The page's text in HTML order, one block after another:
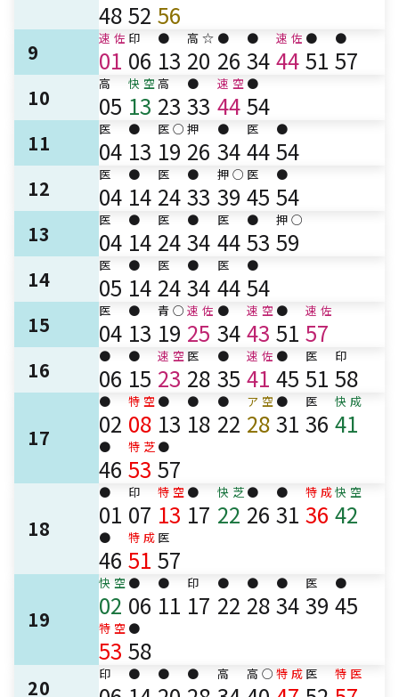
48 52 56
9
速 佐
01
印
06
●
13
高 ☆
20
●
26
●
34
速 佐
44
●
51
●
57
10
高
05
快 空
13
高
23
●
33
速 空
44
●
54
11
医
04
●
13
医 ○
19
押
26
●
34
医
44
●
54
12
医
04
●
14
医
24
●
33
押 ○
39
医
45
●
54
13
医
04
●
14
医
24
●
34
医
44
●
53
押 ○
59
14
医
05
●
14
医
24
●
34
医
44
●
54
15
医
04
●
13
青 ○
19
速 佐
25
●
34
速 空
43
●
51
速 佐
57
16
●
06
●
15
速 空
23
医
28
●
35
速 佐
41
●
45
医
51
印
58
17
●
02
特 空
08
●
13
●
18
●
22
ア 空
28
●
31
医
36
快 成
41
●
46
特 芝
53
●
57
18
●
01
印
07
特 空
13
●
17
快 芝
22
●
26
●
31
特 成
36
快 空
42
●
46
特 成
51
医
57
19
快 空
02
●
06
●
11
印
17
●
22
●
28
●
34
医
39
●
45
特 空
53
●
58
20
印 ● ● ● 高 高 ○ 特 成 医 特 医